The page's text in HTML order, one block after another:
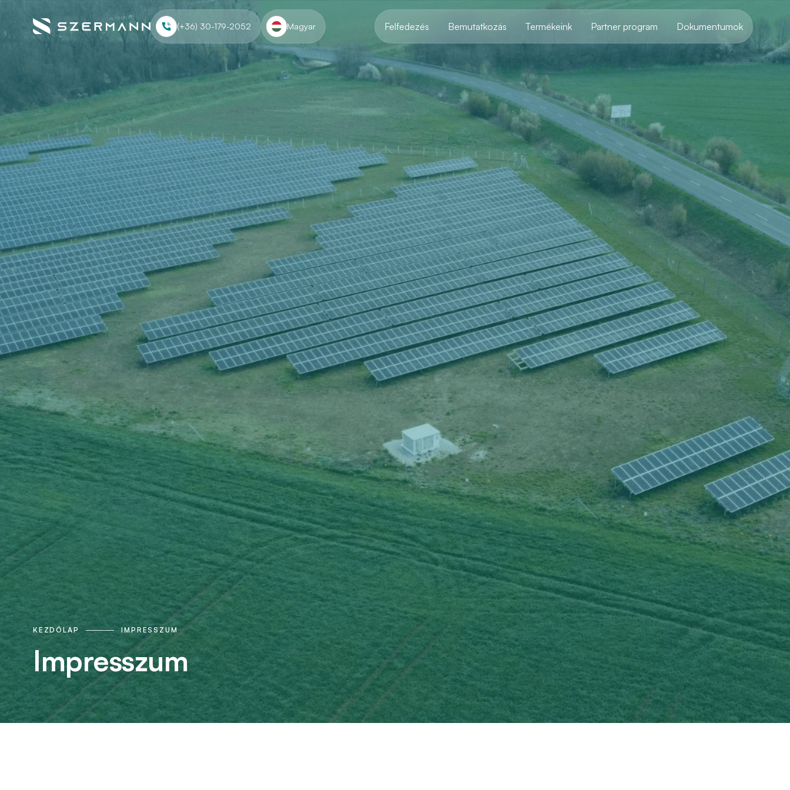
(+36) 30-179-2052 Magyar Felfedezés Bemutatkozás Termékeink Partner program Dokumentumok
KEZDŐLAP IMPRESSZUM
Impresszum